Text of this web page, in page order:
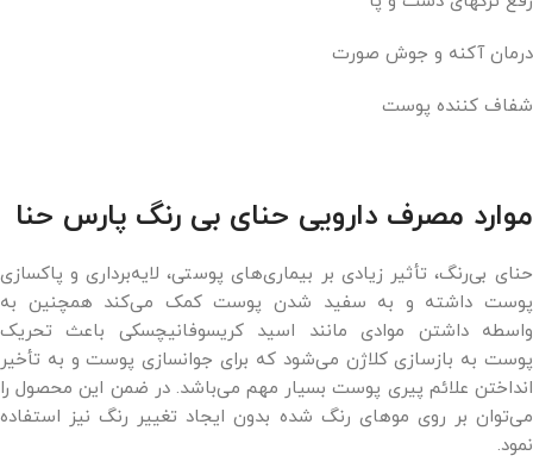
درمان آکنه و جوش صورت
شفاف کننده پوست
موارد مصرف دارویی حنای بی رنگ پارس حنا
حنای بی‌رنگ، تأثیر زیادی بر بیماری‌های پوستی، لایه‌برداری و پاکسازی
پوست داشته و به سفید شدن پوست کمک می‌کند همچنین به
واسطه داشتن موادی مانند اسید کریسوفانیچسکی باعث تحریک
پوست به بازسازی کلاژن می‌شود که برای جوانسازی پوست و به تأخیر
انداختن علائم پیری پوست بسیار مهم می‌باشد. در ضمن این محصول را
می‌توان بر روی موهای رنگ شده بدون ایجاد تغییر رنگ نیز استفاده
نمود.